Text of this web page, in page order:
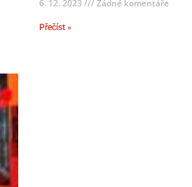
6. 12. 2023 Žádné komentáře
Přečíst »